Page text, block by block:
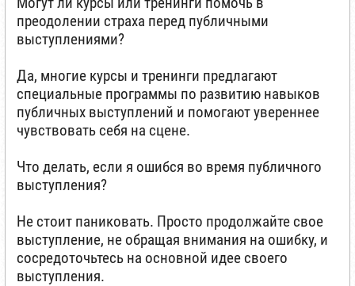
преодолении страха перед публичными
выступлениями?
Да, многие курсы и тренинги предлагают
специальные программы по развитию навыков
публичных выступлений и помогают увереннее
чувствовать себя на сцене.
Что делать, если я ошибся во время публичного
выступления?
Не стоит паниковать. Просто продолжайте свое
выступление, не обращая внимания на ошибку, и
сосредоточьтесь на основной идее своего
выступления.